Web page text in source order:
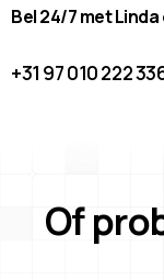
Bel 24/7 met
+31 97 010 222
Of